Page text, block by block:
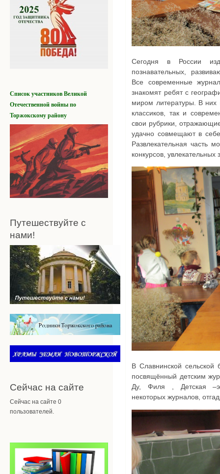
Список участниковВеликой
Отечественной войныпо
Торжокскому району
Путешествуйте с
нами!
Сейчас на сайте
Сейчас на сайте 0
пользователей.
Сегодня в России
познавательных,
Все современные
знакомят ребят с
миром литературы. В них
классиков, так и
свои рубрики,
удачно совмещают в
Развлекательная часть
конкурсов, увлекательных
В Славнинской сельской
посвящённый детским
Ду, Филя , Детская
некоторых журналов,